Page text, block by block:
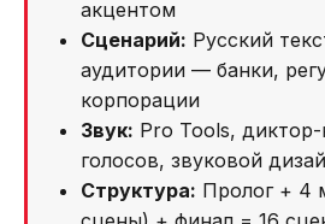
акцентом
Сценарий: Русский
аудитории — банки,
корпорации
Звук: Pro Tools, диктор-
голосов, звуковой
Структура: Пролог + 4